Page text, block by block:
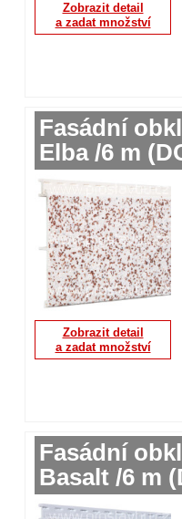
Zobrazit detail
a zadat množství
Fasádní
Elba /6 m
Zobrazit detail
a zadat množství
Fasádní
Basalt /6 m